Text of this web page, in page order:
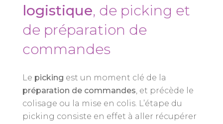
logistique, de picking et
de préparation de
commandes
Le picking est un moment clé de la
préparation de commandes, et précède le
colisage ou la mise en colis. L’étape du
picking consiste en effet à aller récupérer